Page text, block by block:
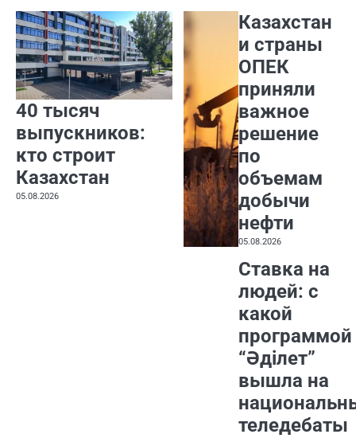
40 тысяч
выпускников:
кто строит
Казахстан
05.08.2026
Казахстан
и страны
ОПЕК
приняли
важное
решение
по
объемам
добычи
нефти
05.08.2026
Ставка на
людей: с
какой
программой
“Әділет”
вышла на
теледебаты